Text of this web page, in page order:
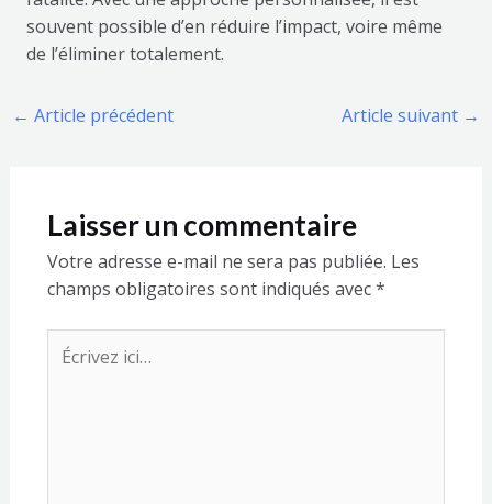
souvent possible d’en réduire l’impact, voire même
de l’éliminer totalement.
← Article précédent Article suivant →
Laisser un commentaire
Votre adresse e-mail ne sera pas publiée. Les
champs obligatoires sont indiqués avec*
Écrivez
ici…